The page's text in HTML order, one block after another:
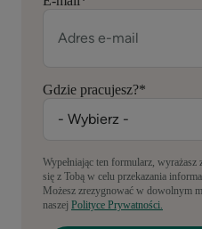
Gdzie pracujesz?*
Wypełniając ten formularz,
się z Tobą w celu przekazania
Możesz zrezygnować w dowolnym
naszej Polityce Prywatności.